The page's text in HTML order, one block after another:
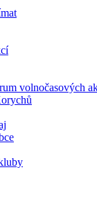
volnočasových